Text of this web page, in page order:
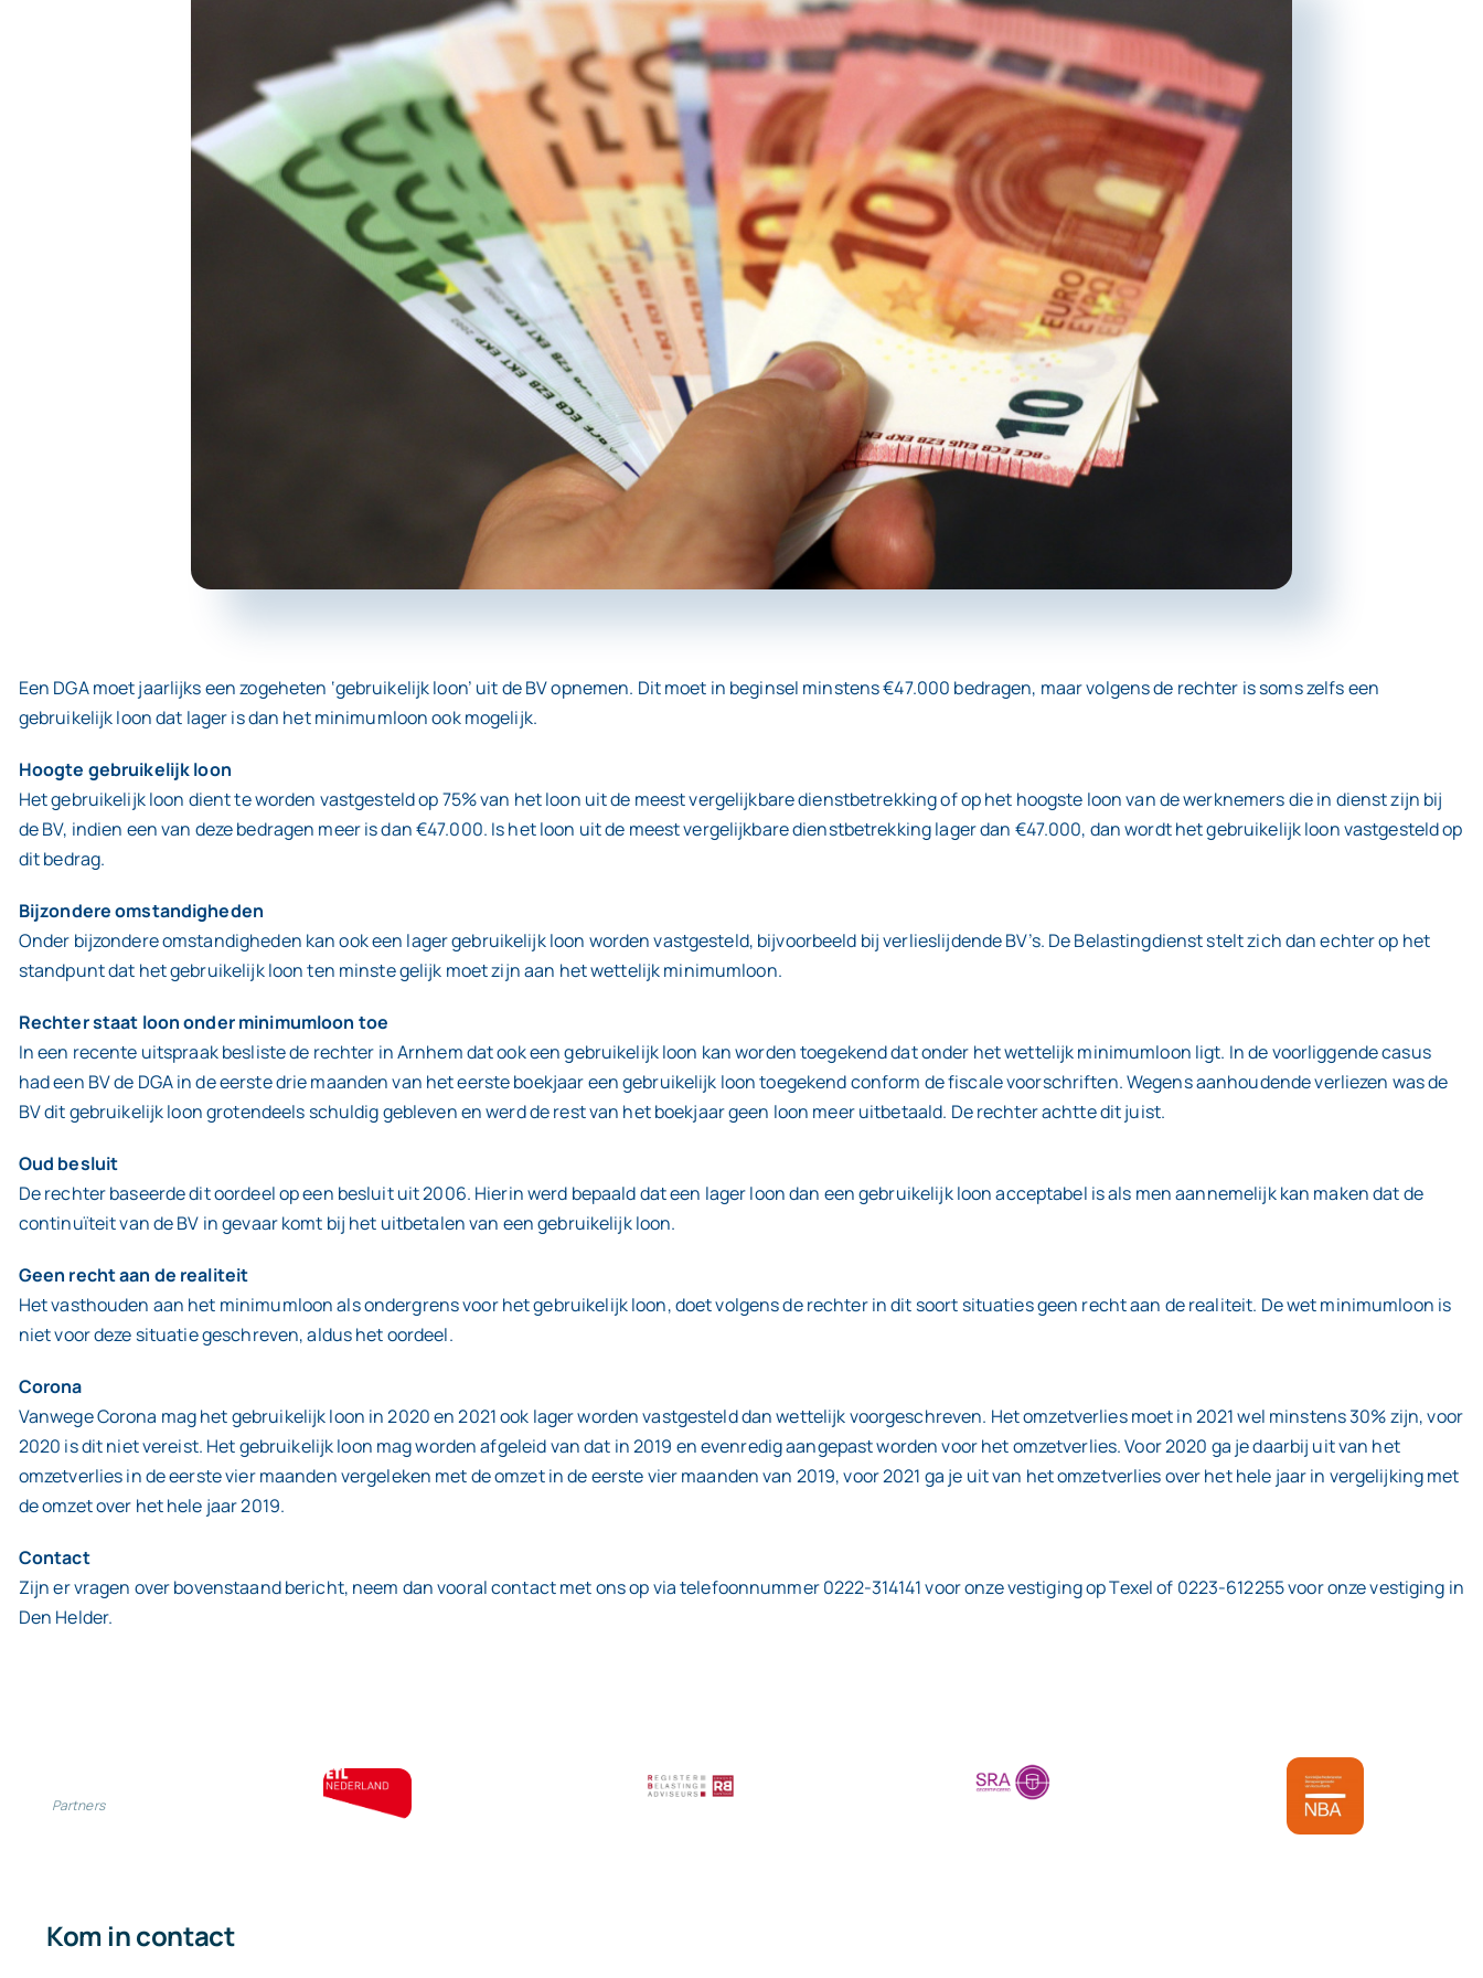
Een DGA moet jaarlijks een zogeheten ‘gebruikelijk loon’ uit de BV opnemen. Dit moet in beginsel minstens €47.000 bedragen, maar volgens de rechter is soms zelfs een
gebruikelijk loon dat lager is dan het minimumloon ook mogelijk.
Hoogte gebruikelijk loon
Het gebruikelijk loon dient te worden vastgesteld op 75% van het loon uit de meest vergelijkbare dienstbetrekking of op het hoogste loon van de werknemers die in dienst zijn bij
de BV, indien een van deze bedragen meer is dan €47.000. Is het loon uit de meest vergelijkbare dienstbetrekking lager dan €47.000, dan wordt het gebruikelijk loon vastgesteld op
dit bedrag.
Bijzondere omstandigheden
Onder bijzondere omstandigheden kan ook een lager gebruikelijk loon worden vastgesteld, bijvoorbeeld bij verlieslijdende BV’s. De Belastingdienst stelt zich dan echter op het
standpunt dat het gebruikelijk loon ten minste gelijk moet zijn aan het wettelijk minimumloon.
Rechter staat loon onder minimumloon toe
In een recente uitspraak besliste de rechter in Arnhem dat ook een gebruikelijk loon kan worden toegekend dat onder het wettelijk minimumloon ligt. In de voorliggende casus
had een BV de DGA in de eerste drie maanden van het eerste boekjaar een gebruikelijk loon toegekend conform de fiscale voorschriften. Wegens aanhoudende verliezen was de
BV dit gebruikelijk loon grotendeels schuldig gebleven en werd de rest van het boekjaar geen loon meer uitbetaald. De rechter achtte dit juist.
Oud besluit
De rechter baseerde dit oordeel op een besluit uit 2006. Hierin werd bepaald dat een lager loon dan een gebruikelijk loon acceptabel is als men aannemelijk kan maken dat de
continuïteit van de BV in gevaar komt bij het uitbetalen van een gebruikelijk loon.
Geen recht aan de realiteit
Het vasthouden aan het minimumloon als ondergrens voor het gebruikelijk loon, doet volgens de rechter in dit soort situaties geen recht aan de realiteit. De wet minimumloon is
niet voor deze situatie geschreven, aldus het oordeel.
Corona
Vanwege Corona mag het gebruikelijk loon in 2020 en 2021 ook lager worden vastgesteld dan wettelijk voorgeschreven. Het omzetverlies moet in 2021 wel minstens 30% zijn, voor
2020 is dit niet vereist. Het gebruikelijk loon mag worden afgeleid van dat in 2019 en evenredig aangepast worden voor het omzetverlies. Voor 2020 ga je daarbij uit van het
omzetverlies in de eerste vier maanden vergeleken met de omzet in de eerste vier maanden van 2019, voor 2021 ga je uit van het omzetverlies over het hele jaar in vergelijking met
de omzet over het hele jaar 2019.
Contact
Zijn er vragen over bovenstaand bericht, neem dan vooral contact met ons op via telefoonnummer 0222-314141 voor onze vestiging op Texel of 0223-612255 voor onze vestiging in
Den Helder.
Partners
Kom in contact